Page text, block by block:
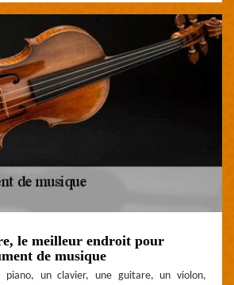
le meilleur endroit pour
de musique
piano, un clavier, une guitare, un violon,